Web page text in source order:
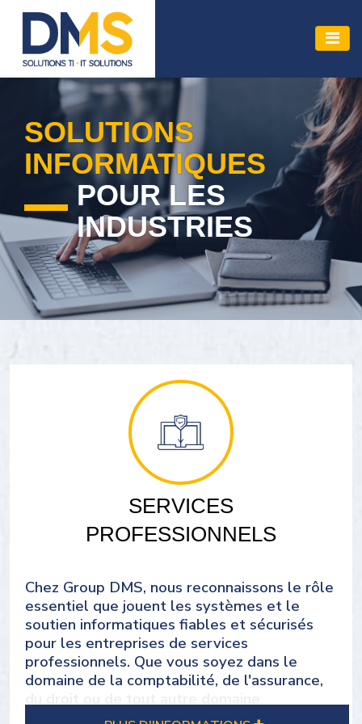
SOLUTIONS
INFORMATIQUES
POUR LES
INDUSTRIES
SERVICES
PROFESSIONNELS
Chez Group DMS, nous reconnaissons le rôle
essentiel que jouent les systèmes et le
soutien informatiques fiables et sécurisés
pour les entreprises de services
professionnels. Que vous soyez dans le
domaine de la comptabilité, de l'assurance,
professionnel, un partenariat avec nous